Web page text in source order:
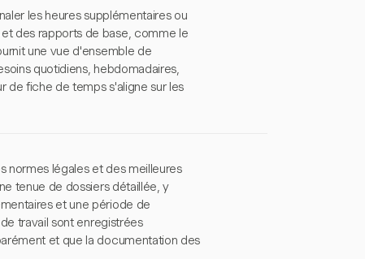
les heures supplémentaires ou
et des rapports de base, comme le
une vue d'ensemble de
quotidiens, hebdomadaires,
de fiche de temps s'aligne sur les
normes légales et des meilleures
tenue de dossiers détaillée, y
et une période de
travail sont enregistrées
et que la documentation des